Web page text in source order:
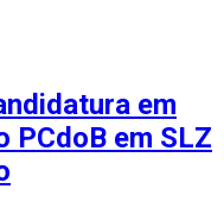
em
PCdoB em SLZ